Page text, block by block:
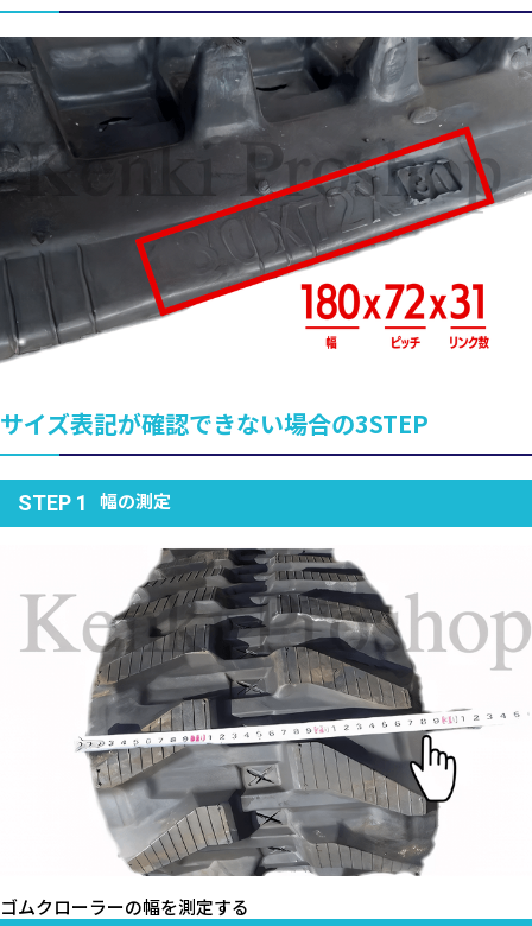
サイズ表記が確認できない場合の3STEP
STEP 1 幅の測定
ゴムクローラーの幅を測定する